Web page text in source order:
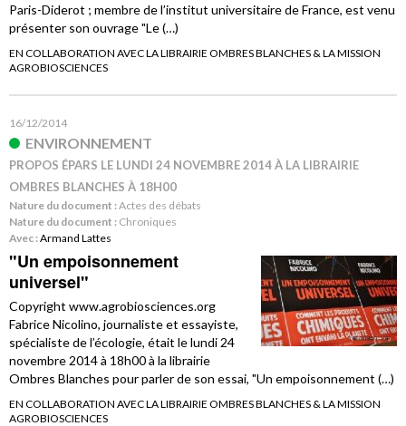
Paris-Diderot ; membre de l’institut universitaire de France, est venu
présenter son ouvrage "Le (…)
EN COLLABORATION AVEC LA LIBRAIRIE OMBRES BLANCHES & LA MISSION
AGROBIOSCIENCES
16/12/2014
ENVIRONNEMENT
PROPOS ÉPARS LE LUNDI 24 NOVEMBRE 2014 À LA LIBRAIRIE
OMBRES BLANCHES À 18H00
Nature du document :Actes des débats
Nature du document : Chroniques
Avec :Armand Lattes
"Un empoisonnement
universel"
Copyright www.agrobiosciences.org
Fabrice Nicolino, journaliste et essayiste,
spécialiste de l’écologie, était le lundi 24
novembre 2014 à 18h00 à la librairie
Ombres Blanches pour parler de son essai, "Un empoisonnement (…)
EN COLLABORATION AVEC LA LIBRAIRIE OMBRES BLANCHES & LA MISSION
AGROBIOSCIENCES